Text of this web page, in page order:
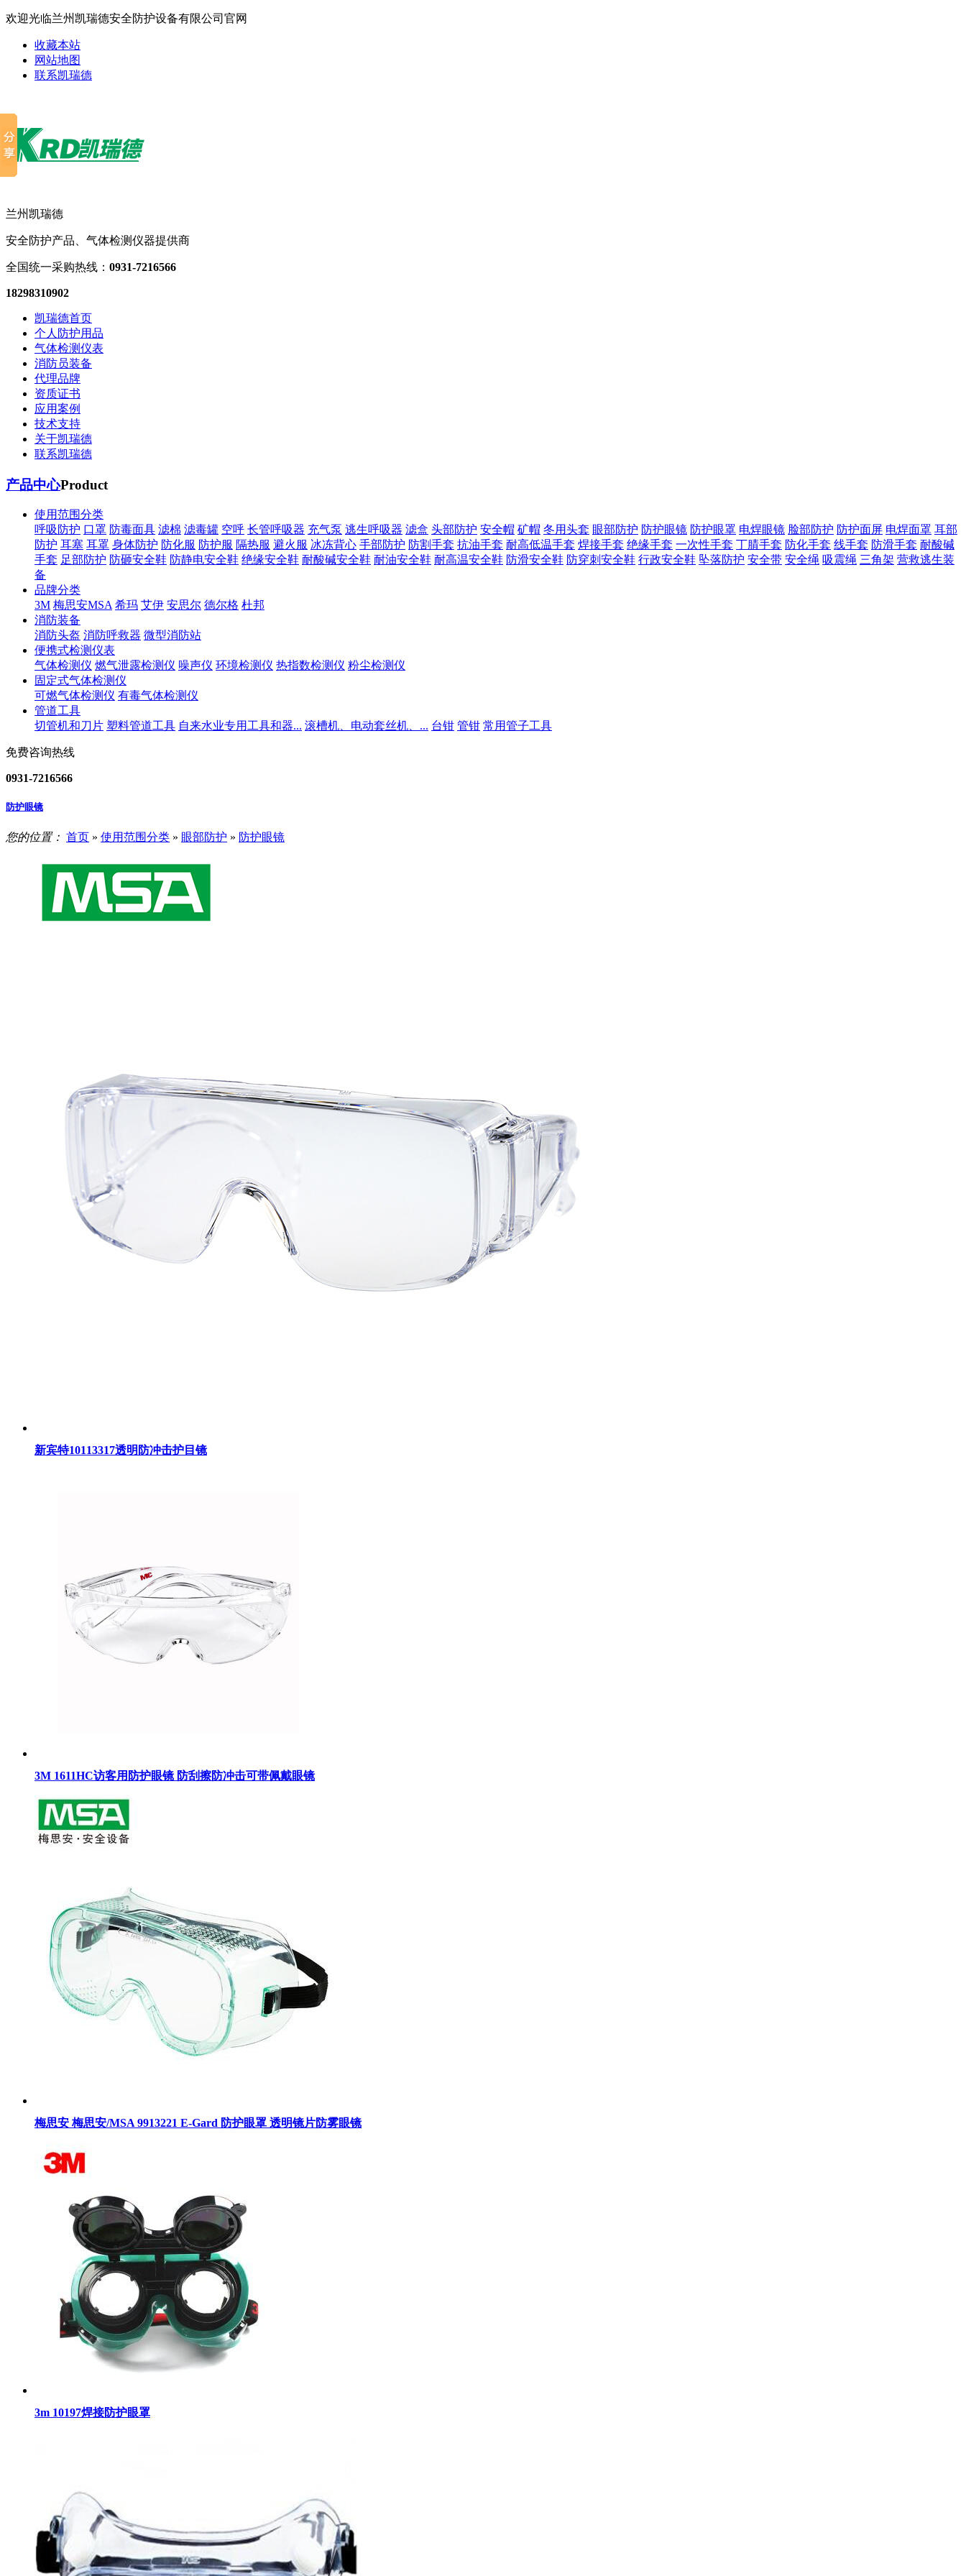
欢迎光临兰州凯瑞德安全防护设备有限公司官网
收藏本站
网站地图
联系凯瑞德
兰州凯瑞德
安全防护产品、气体检测仪器提供商
全国统一采购热线： 0931-7216566
18298310902
凯瑞德首页
个人防护用品
气体检测仪表
消防员装备
代理品牌
资质证书
应用案例
技术支持
关于凯瑞德
联系凯瑞德
产品中心Product
使用范围分类
呼吸防护 口罩 防毒面具 滤棉 滤毒罐 空呼 长管呼吸器 充气泵 逃生呼吸器 滤盒 头部防护 安全帽 矿帽 冬用头套 眼部防护 防护眼镜 防护眼罩 电焊眼镜 脸部防护 防护面屏 电焊面罩 耳部
防护 耳塞 耳罩 身体防护 防化服 防护服 隔热服 避火服 冰冻背心 手部防护 防割手套 抗油手套 耐高低温手套 焊接手套 绝缘手套 一次性手套 丁腈手套 防化手套 线手套 防滑手套 耐酸碱
手套 足部防护 防砸安全鞋 防静电安全鞋 绝缘安全鞋 耐酸碱安全鞋 耐油安全鞋 耐高温安全鞋 防滑安全鞋 防穿刺安全鞋 行政安全鞋 坠落防护 安全带 安全绳 吸震绳 三角架 营救逃生装
备
品牌分类
3M 梅思安MSA 希玛 艾伊 安思尔 德尔格 杜邦
消防装备
消防头盔 消防呼救器 微型消防站
便携式检测仪表
气体检测仪 燃气泄露检测仪 噪声仪 环境检测仪 热指数检测仪 粉尘检测仪
固定式气体检测仪
可燃气体检测仪 有毒气体检测仪
管道工具
切管机和刀片 塑料管道工具 自来水业专用工具和器... 滚槽机、电动套丝机、... 台钳 管钳 常用管子工具
免费咨询热线
0931-7216566
防护眼镜
您的位置： 首页 » 使用范围分类 » 眼部防护 » 防护眼镜
新宾特10113317透明防冲击护目镜
3M 1611HC访客用防护眼镜 防刮擦防冲击可带佩戴眼镜
梅思安 梅思安/MSA 9913221 E-Gard 防护眼罩 透明镜片防雾眼镜
3m 10197焊接防护眼罩